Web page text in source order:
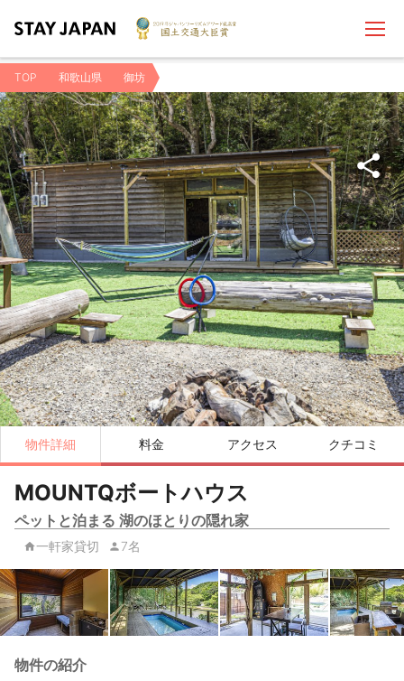
TOP 和歌山県 御坊
物件詳細 料金 アクセス クチコミ
MOUNTQボートハウス
ペットと泊まる 湖のほとりの隠れ家
一軒家貸切 7名
物件の紹介